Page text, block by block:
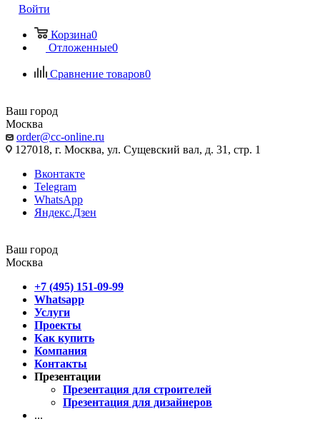
Войти
Корзина0
Отложенные0
Сравнение товаров0
Ваш город
Москва
order@cc-online.ru
127018, г. Москва, ул. Сущевский вал, д. 31, стр. 1
Вконтакте
Telegram
WhatsApp
Яндекс.Дзен
Ваш город
Москва
+7 (495) 151-09-99
Whatsapp
Услуги
Проекты
Как купить
Компания
Контакты
Презентации
Презентация для строителей
Презентация для дизайнеров
...